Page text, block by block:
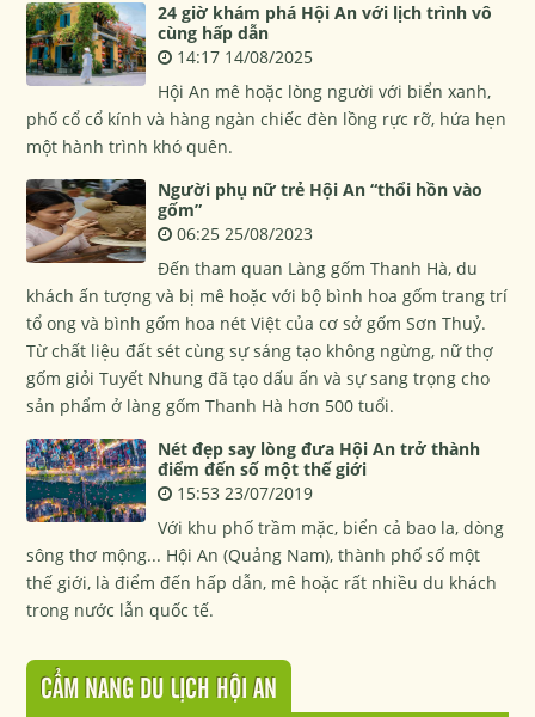
24 giờ khám phá Hội An với lịch trình vô
cùng hấp dẫn
14:17 14/08/2025
Hội An mê hoặc lòng người với biển xanh,
phố cổ cổ kính và hàng ngàn chiếc đèn lồng rực rỡ, hứa hẹn
một hành trình khó quên.
Người phụ nữ trẻ Hội An “thổi hồn vào
gốm”
06:25 25/08/2023
Đến tham quan Làng gốm Thanh Hà, du
khách ấn tượng và bị mê hoặc với bộ bình hoa gốm trang trí
tổ ong và bình gốm hoa nét Việt của cơ sở gốm Sơn Thuỷ.
Từ chất liệu đất sét cùng sự sáng tạo không ngừng, nữ thợ
gốm giỏi Tuyết Nhung đã tạo dấu ấn và sự sang trọng cho
sản phẩm ở làng gốm Thanh Hà hơn 500 tuổi.
Nét đẹp say lòng đưa Hội An trở thành
điểm đến số một thế giới
15:53 23/07/2019
Với khu phố trầm mặc, biển cả bao la, dòng
sông thơ mộng... Hội An (Quảng Nam), thành phố số một
thế giới, là điểm đến hấp dẫn, mê hoặc rất nhiều du khách
trong nước lẫn quốc tế.
CẨM NANG DU LỊCH HỘI AN